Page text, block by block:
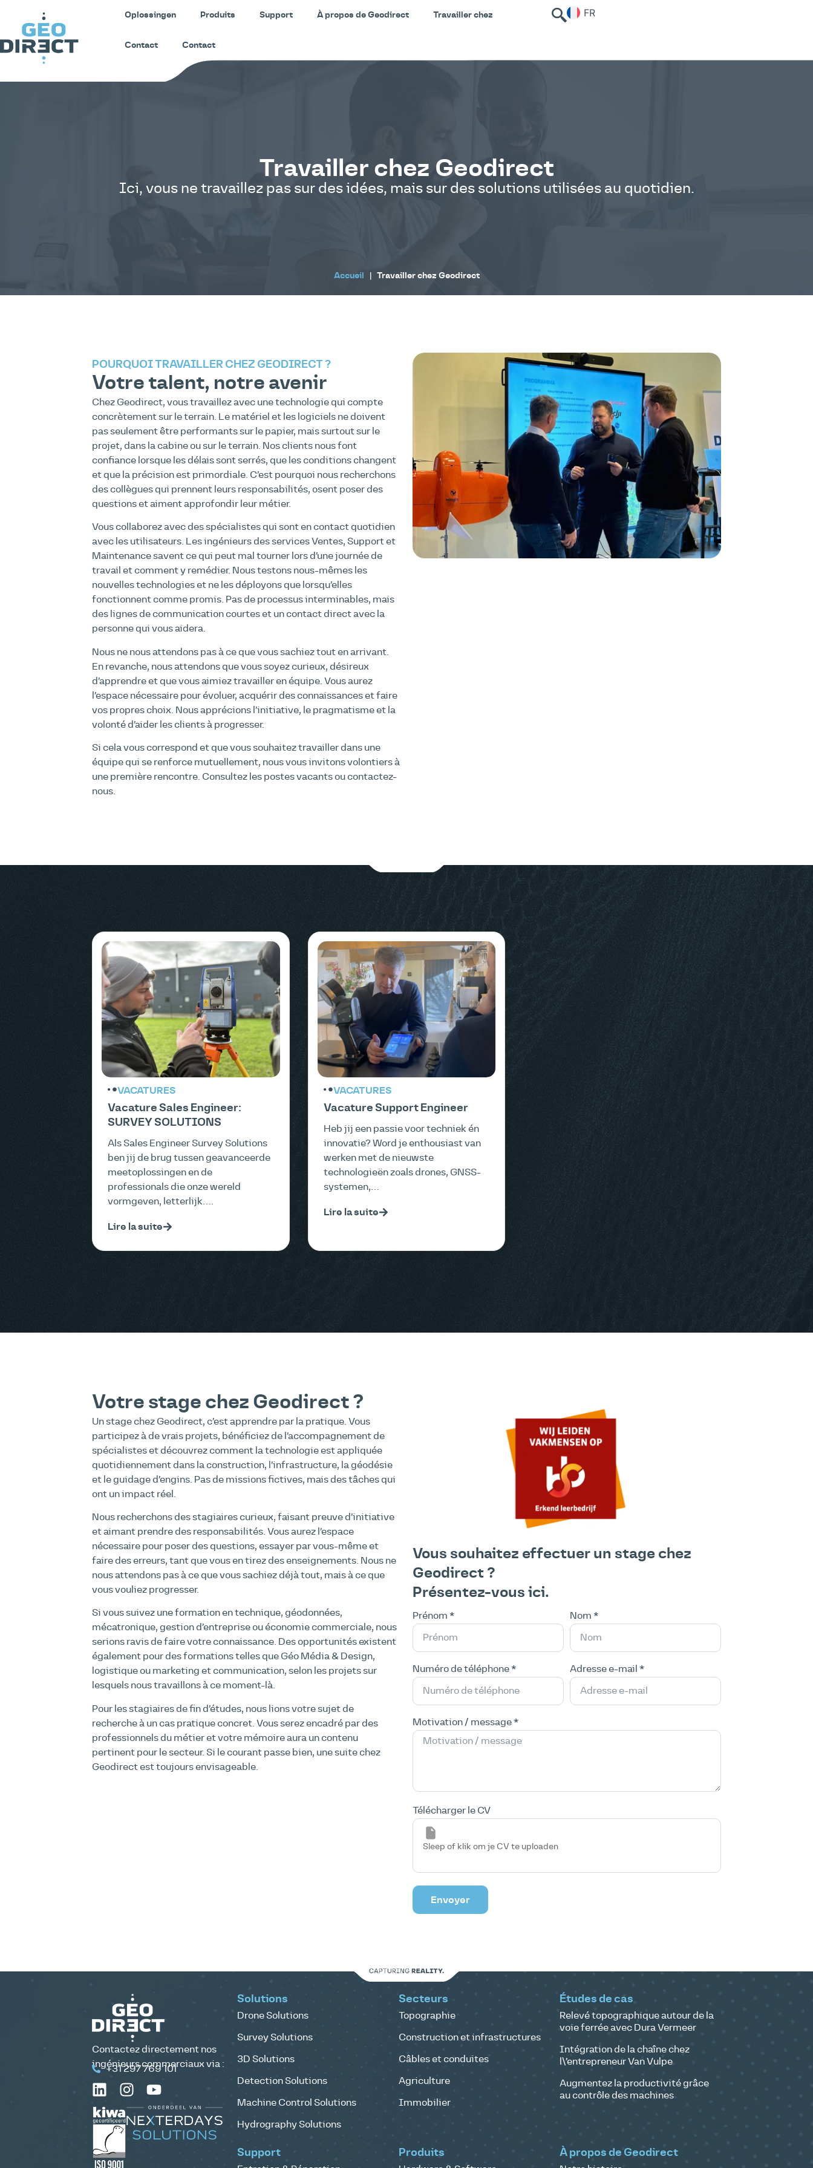
Oplossingen Produits Support À propos de Geodirect Travailler chez
Contact Contact
FR
Travailler chez Geodirect
Ici, vous ne travaillez pas sur des idées, mais sur des solutions utilisées au quotidien.
Accueil Travailler chez Geodirect
POURQUOI TRAVAILLER CHEZ GEODIRECT ?
Votre talent, notre avenir
Chez Geodirect, vous travaillez avec une technologie qui compte
concrètement sur le terrain. Le matériel et les logiciels ne doivent
pas seulement être performants sur le papier, mais surtout sur le
projet, dans la cabine ou sur le terrain. Nos clients nous font
confiance lorsque les délais sont serrés, que les conditions changent
et que la précision est primordiale. C’est pourquoi nous recherchons
des collègues qui prennent leurs responsabilités, osent poser des
questions et aiment approfondir leur métier.
Vous collaborez avec des spécialistes qui sont en contact quotidien
avec les utilisateurs. Les ingénieurs des services Ventes, Support et
Maintenance savent ce qui peut mal tourner lors d’une journée de
travail et comment y remédier. Nous testons nous-mêmes les
nouvelles technologies et ne les déployons que lorsqu’elles
fonctionnent comme promis. Pas de processus interminables, mais
des lignes de communication courtes et un contact direct avec la
personne qui vous aidera.
Nous ne nous attendons pas à ce que vous sachiez tout en arrivant.
En revanche, nous attendons que vous soyez curieux, désireux
d’apprendre et que vous aimiez travailler en équipe. Vous aurez
l’espace nécessaire pour évoluer, acquérir des connaissances et faire
vos propres choix. Nous apprécions l’initiative, le pragmatisme et la
volonté d’aider les clients à progresser.
Si cela vous correspond et que vous souhaitez travailler dans une
équipe qui se renforce mutuellement, nous vous invitons volontiers à
une première rencontre. Consultez les postes vacants ou contactez-
nous.
VACATURES
Vacature Sales Engineer:
SURVEY SOLUTIONS
Als Sales Engineer Survey Solutions
ben jij de brug tussen geavanceerde
meetoplossingen en de
professionals die onze wereld
vormgeven, letterlijk….
Lire la suite
VACATURES
Vacature Support Engineer
Heb jij een passie voor techniek én
innovatie? Word je enthousiast van
werken met de nieuwste
technologieën zoals drones, GNSS-
systemen,…
Lire la suite
Votre stage chez Geodirect ?
Un stage chez Geodirect, c’est apprendre par la pratique. Vous
participez à de vrais projets, bénéficiez de l’accompagnement de
spécialistes et découvrez comment la technologie est appliquée
quotidiennement dans la construction, l’infrastructure, la géodésie
et le guidage d’engins. Pas de missions fictives, mais des tâches qui
ont un impact réel.
Nous recherchons des stagiaires curieux, faisant preuve d’initiative
et aimant prendre des responsabilités. Vous aurez l’espace
nécessaire pour poser des questions, essayer par vous-même et
faire des erreurs, tant que vous en tirez des enseignements. Nous ne
nous attendons pas à ce que vous sachiez déjà tout, mais à ce que
vous vouliez progresser.
Si vous suivez une formation en technique, géodonnées,
mécatronique, gestion d’entreprise ou économie commerciale, nous
serions ravis de faire votre connaissance. Des opportunités existent
également pour des formations telles que Géo Média & Design,
logistique ou marketing et communication, selon les projets sur
lesquels nous travaillons à ce moment-là.
Pour les stagiaires de fin d’études, nous lions votre sujet de
recherche à un cas pratique concret. Vous serez encadré par des
professionnels du métier et votre mémoire aura un contenu
pertinent pour le secteur. Si le courant passe bien, une suite chez
Geodirect est toujours envisageable.
Vous souhaitez effectuer un stage chez
Geodirect ?
Présentez-vous ici.
Prénom * Nom *
Numéro de téléphone * Adresse e-mail *
Motivation / message *
Télécharger le CV
Envoyer
Contactez directement nos
ingénieurs commerciaux via :
+31 297 769 101
Solutions
Drone Solutions
Survey Solutions
3D Solutions
Detection Solutions
Machine Control Solutions
Hydrography Solutions
Secteurs
Topographie
Construction et infrastructures
Câbles et conduites
Agriculture
Immobilier
Études de cas
Relevé topographique autour de la
voie ferrée avec Dura Vermeer
Intégration de la chaîne chez
l\’entrepreneur Van Vulpe
Augmentez la productivité grâce
au contrôle des machines
Support Produits À propos de Geodirect